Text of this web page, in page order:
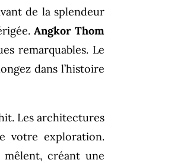
de la splendeur
Angkor Thom
remarquables. Le
dans l’histoire
Les architectures
votre exploration.
mêlent, créant une